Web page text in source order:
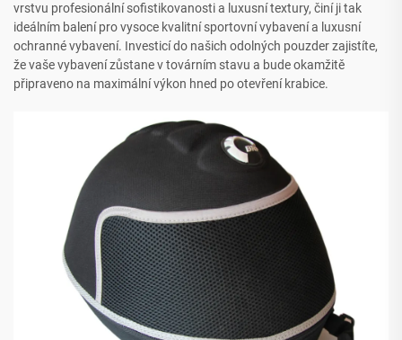
vrstvu profesionální sofistikovanosti a luxusní textury, činí ji tak
ideálním balení pro vysoce kvalitní sportovní vybavení a luxusní
ochranné vybavení. Investicí do našich odolných pouzder zajistíte,
že vaše vybavení zůstane v továrním stavu a bude okamžitě
připraveno na maximální výkon hned po otevření krabice.